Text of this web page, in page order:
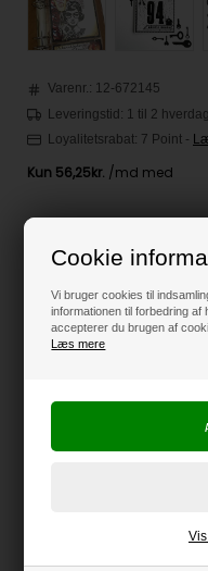
Cookie
Vi bruger cookies til
informationen til forbedring af
accepterer du brugen af
Læs mere
Varenr.: 12-672145
Leveringstid: 1 til 2
Loyalitetsrabat: 7 Point -
225,00DKK
Producent:
Largest Die Size: 4.1" x 6.1"